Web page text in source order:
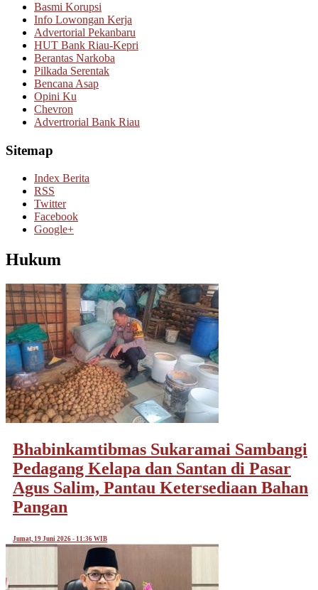
Basmi Korupsi
Info Lowongan Kerja
Advertorial Pekanbaru
HUT Bank Riau-Kepri
Berantas Narkoba
Pilkada Serentak
Bencana Asap
Opini Ku
Chevron
Advertrorial Bank Riau
Sitemap
Index Berita
RSS
Twitter
Facebook
Google+
Hukum
Bhabinkamtibmas Sukaramai Sambangi
Pedagang Kelapa dan Santan di Pasar
Agus Salim, Pantau Ketersediaan Bahan
Pangan
Jumat, 19 Juni 2026 - 11:36 WIB